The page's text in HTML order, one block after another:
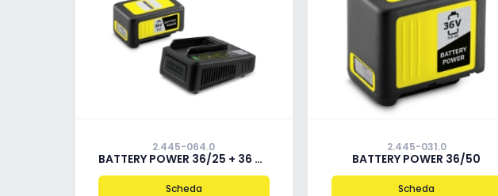
2.445-064.0
BATTERY POWER 36/25 + 36 V FAST CHARGER
Scheda
2.445-031.0
BATTERY POWER 36/50
Scheda